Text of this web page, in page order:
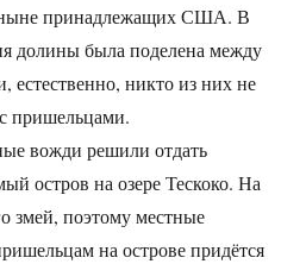
ныне принадлежащих США. В
долины была поделена между
никто из них не
пришельцами.
вожди решили отдать
остров на озере Тескоко. На
змей, поэтому местные
на острове придётся